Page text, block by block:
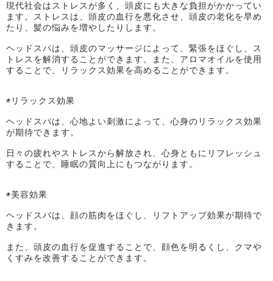
現代社会はストレスが多く、頭皮にも大きな負担がかかってい
ます。ストレスは、頭皮の血行を悪化させ、頭皮の老化を早め
たり、髪の悩みを増やしたりします。
ヘッドスパは、頭皮のマッサージによって、緊張をほぐし、ス
トレスを解消することができます。また、アロマオイルを使用
することで、リラックス効果を高めることができます。
◉リラックス効果
ヘッドスパは、心地よい刺激によって、心身のリラックス効果
が期待できます。
日々の疲れやストレスから解放され、心身ともにリフレッシュ
することで、睡眠の質向上にもつながります。
◉美容効果
ヘッドスパは、顔の筋肉をほぐし、リフトアップ効果が期待で
きます。
また、頭皮の血行を促進することで、顔色を明るくし、クマや
くすみを改善することができます。